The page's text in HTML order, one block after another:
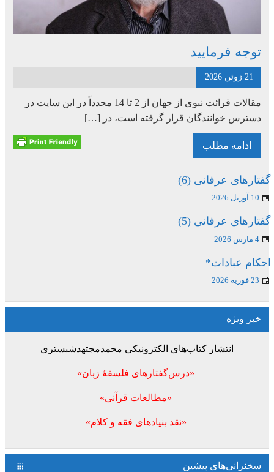
توجه فرمایید
21 ژوئن 2026
مقالات قرائت نبوی از جهان از 2 تا 14 مجدداً در این سایت در
دسترس خوانندگان قرار گرفته است، در […]
ادامه مطلب
گفتارهای عرفانی (6)
10 آوریل 2026
گفتارهای عرفانی (5)
4 مارس 2026
احکام عبادات*
23 فوریه 2026
خبر ویژه
انتشار کتاب‌های الکترونیکی محمدمجتهدشبستری
«درس‌گفتارهای فلسفۀ زبان»
«مطالعات قرآنی»
«نقد بنیادهای فقه و کلام»
سخنرانی‌های پیشین